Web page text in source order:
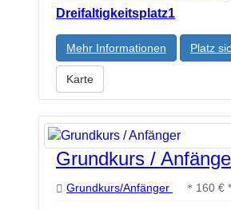
Dreifaltigkeitsplatz1
Mehr Informationen Platz
Karte
Grundkurs /
Grundkurs/Anfänger 160 € *